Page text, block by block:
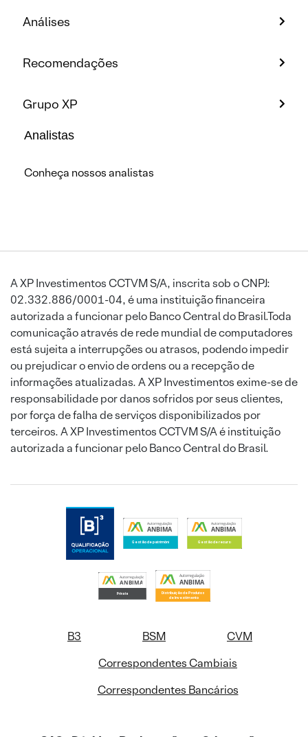
Análises
Recomendações
Grupo XP
Analistas
Conheça nossos analistas
A XP Investimentos CCTVM S/A, inscrita sob o CNPJ:
02.332.886/0001-04, é uma instituição financeira
autorizada a funcionar pelo Banco Central do Brasil.Toda
comunicação através de rede mundial de computadores
está sujeita a interrupções ou atrasos, podendo impedir
ou prejudicar o envio de ordens ou a recepção de
informações atualizadas. A XP Investimentos exime-se de
responsabilidade por danos sofridos por seus clientes,
por força de falha de serviços disponibilizados por
terceiros. A XP Investimentos CCTVM S/A é instituição
autorizada a funcionar pelo Banco Central do Brasil.
B3 BSM
CVM
Correspondentes Cambiais
Correspondentes Bancários